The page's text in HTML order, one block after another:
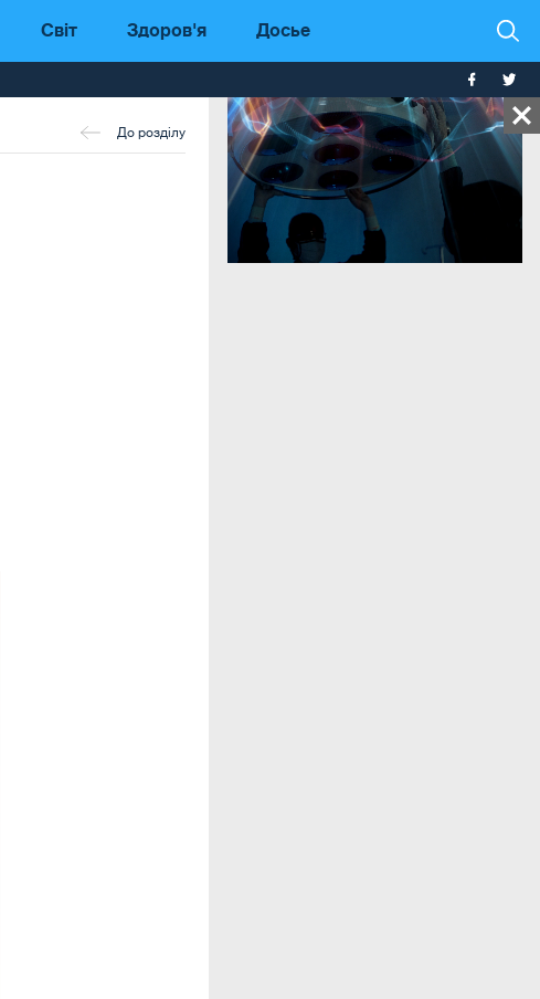
Світ Здоров'я Досье
До розділу